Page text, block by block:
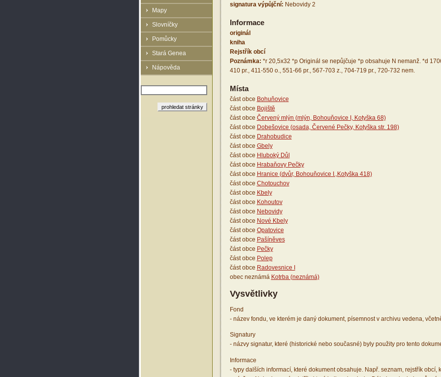
Mapy
Slovníčky
Pomůcky
Stará Genea
Nápověda
signatura výpůjční: Nebovidy 2
Informace
originál
kniha
Rejstřík obcí
Poznámka: *r 20,5x32 *p Originál se nepůjčuje *p obsahuje N nemanž. *d
410 pr., 411-550 o., 551-66 pr., 567-703 z., 704-719 pr., 720-732 nem.
Místa
část obce Bohuňovice
část obce Bojiště
část obce Červený mlýn (mlýn, Bohouňovice I, Kotyška 68)
část obce Dobešovice (osada, Červené Pečky, Kotyška str. 198)
část obce Drahobudice
část obce Gbely
část obce Hluboký Důl
část obce Hrabaňovy Pečky
část obce Hranice (dvůr, Bohouňovice I.,Kotyška 418)
část obce Chotouchov
část obce Kbely
část obce Kohoutov
část obce Nebovidy
část obce Nové Kbely
část obce Opatovice
část obce Pašíněves
část obce Pečky
část obce Polep
část obce Radovesnice I
obec neznámá Kotrba (neznámá)
Vysvětlivky
Fond
- název fondu, ve kterém je daný dokument, písemnost v archivu vedena,
Signatury
- názvy signatur, které (historické nebo současné) byly použity pro tento
Informace
- typy dalších informací, které dokument obsahuje. Např. seznam, rejstřík obcí,